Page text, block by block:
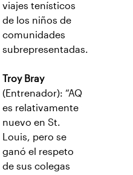
viajes tenísticos
de los niños de
comunidades
subrepresentadas.
Troy Bray
(Entrenador): “AQ
es relativamente
nuevo en St.
Louis, pero se
ganó el respeto
de sus colegas